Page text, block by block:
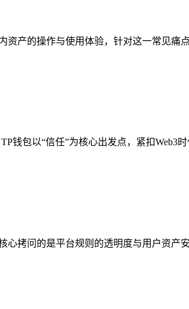
产的操作与使用体验，针对这一常见痛
钱包以“信任”为核心出发点，紧扣Web3
拷问的是平台规则的透明度与用户资产